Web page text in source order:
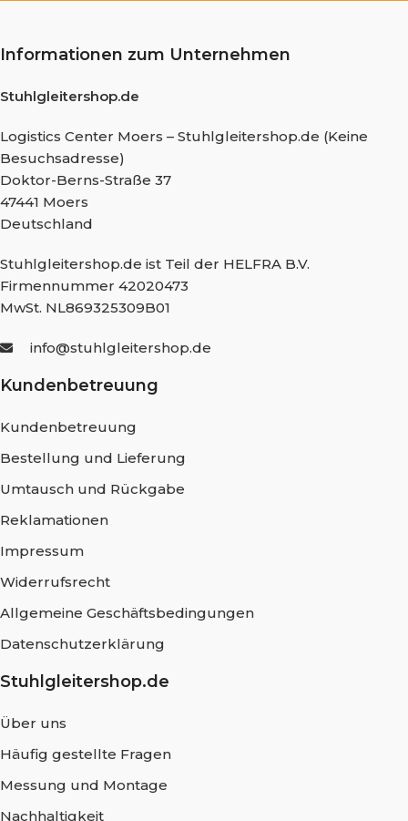
Informationen zum Unternehmen
Stuhlgleitershop.de
Logistics Center Moers – Stuhlgleitershop.de (Keine
Besuchsadresse)
Doktor-Berns-Straße 37
47441 Moers
Deutschland
Stuhlgleitershop.de ist Teil der HELFRA B.V.
Firmennummer 42020473
MwSt. NL869325309B01
info@stuhlgleitershop.de
Kundenbetreuung
Kundenbetreuung
Bestellung und Lieferung
Umtausch und Rückgabe
Reklamationen
Impressum
Widerrufsrecht
Allgemeine Geschäftsbedingungen
Datenschutzerklärung
Stuhlgleitershop.de
Über uns
Häufig gestellte Fragen
Messung und Montage
Nachhaltigkeit